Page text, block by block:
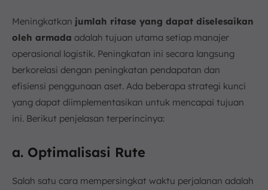
Meningkatkan jumlah ritase yang dapat diselesaikan
oleh armada adalah tujuan utama setiap manajer
operasional logistik. Peningkatan ini secara langsung
berkorelasi dengan peningkatan pendapatan dan
efisiensi penggunaan aset. Ada beberapa strategi kunci
yang dapat diimplementasikan untuk mencapai tujuan
ini. Berikut penjelasan terperincinya:
a. Optimalisasi Rute
Salah satu cara mempersingkat waktu perjalanan adalah